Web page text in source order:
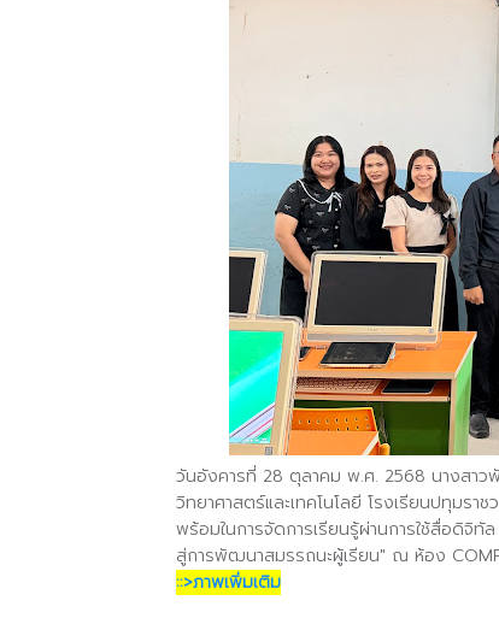
วันอังคารที่ 28 ตุลาคม พ.ศ. 2568 นางสา
วิทยาศาสตร์และเทคโนโลยี โรงเรียนปทุมร
พร้อมในการจัดการเรียนรู้ผ่านการใช้สื่อดิจิทั
สู่การพัฒนาสมรรถนะผู้เรียน" ณ ห้อง
::>ภาพเพิ่มเติม